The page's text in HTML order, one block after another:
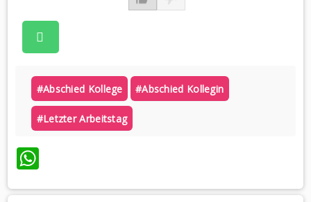
#abschied Kollege #abschied Kollegin
#letzter Arbeitstag
WhatsApp